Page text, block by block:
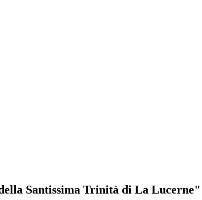
Santissima Trinità di La Lucerne"